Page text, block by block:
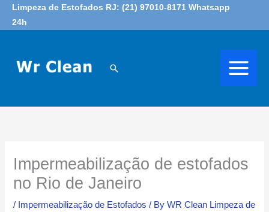
SkipLimpeza de Estofados RJ: (21) 97010-8171 Whatsapp
24h
Search
Impermeabilização de estofados
no Rio de Janeiro
/ Impermeabilização de Estofados / ByWR Clean Limpeza de